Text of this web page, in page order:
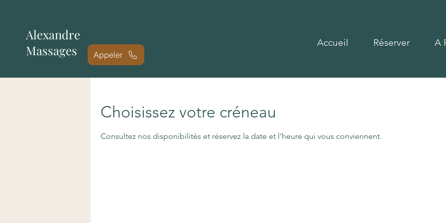
Alexandre
Massages
Appeler
Accueil Réserver A
Choisissez votre créneau
Consultez nos disponibilités et réservez la date et l'heure qui vous conviennent.